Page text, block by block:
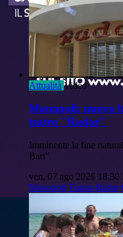
Attualità Video
Monopoli: nuovo
teatro "Radar"
Imminente la fine
Bari"
ven, 07 ago 2026 18:30
Monopoli Teatro-Radar